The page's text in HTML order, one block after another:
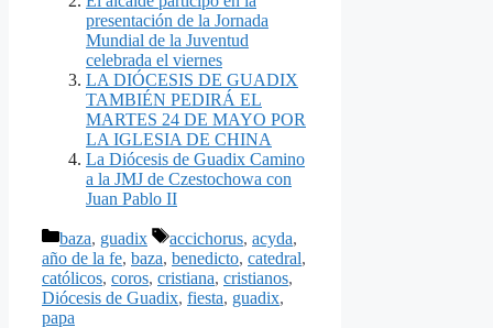
presentación de la Jornada
Mundial de la Juventud
celebrada el viernes
LA DIÓCESIS DE GUADIX
TAMBIÉN PEDIRÁ EL
MARTES 24 DE MAYO POR
LA IGLESIA DE CHINA
La Diócesis de Guadix Camino
a la JMJ de Czestochowa con
Juan Pablo II
Categorías
baza, guadix Etiquetas
accichorus, acyda,
año de la fe, baza, benedicto, catedral,
católicos, coros, cristiana, cristianos,
Diócesis de Guadix, fiesta, guadix,
papa